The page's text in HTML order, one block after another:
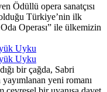
Ödüllü opera sanatçısı
Türkiye’nin ilk
Operası” ile ülkemizin
Uyku
Uyku
bir çağda, Sabri
yayımlanan yeni romanı